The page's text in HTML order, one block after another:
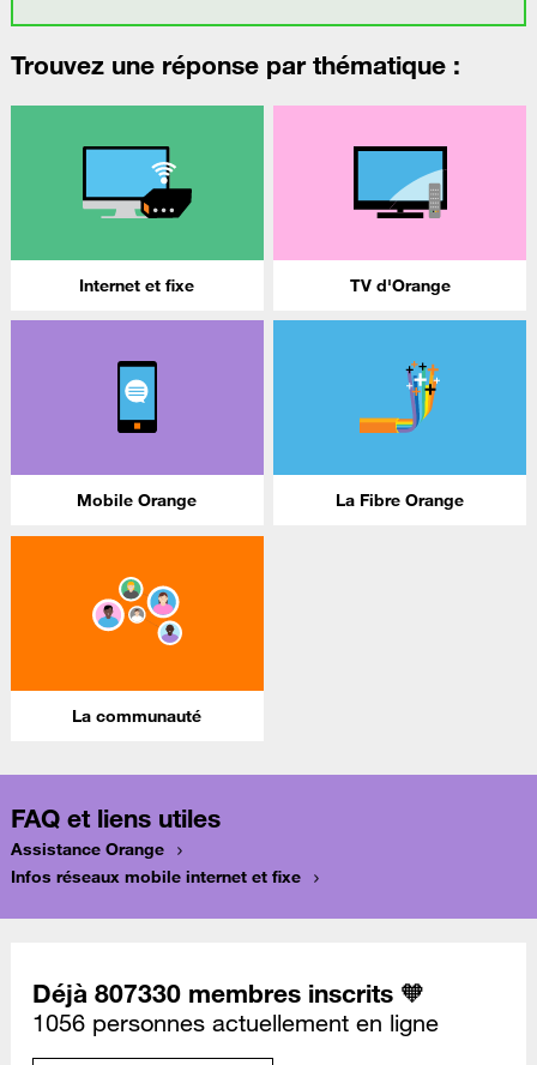
Trouvez une réponse par thématique :
Internet et fixe TV d'Orange
Mobile Orange La Fibre Orange
La communauté
FAQ et liens utiles
Assistance Orange
Infos réseaux mobile internet et fixe
Déjà 807330 membres inscrits 🧡
1056 personnes actuellement en ligne